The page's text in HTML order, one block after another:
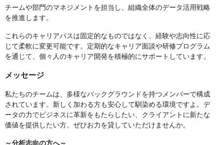
チームや部門のマネジメントを担当し、組織全体のデータ活用戦略
を推進します。
これらのキャリアパスは固定的なものではなく、経験や志向性に応
じて柔軟に変更可能です。定期的なキャリア面談や研修プログラム
を通じて、個々人のキャリア開発を積極的にサポートしています。
メッセージ
私たちのチームは、多様なバックグラウンドを持つメンバーで構成
されています。新しく加わる方も安心して馴染める環境ですよ。デ
ータの力でビジネスに革新をもたらしたい、クライアントに新たな
価値を提供したい方、ぜひお力を貸していただけませんか。
～分析志向の方へ～